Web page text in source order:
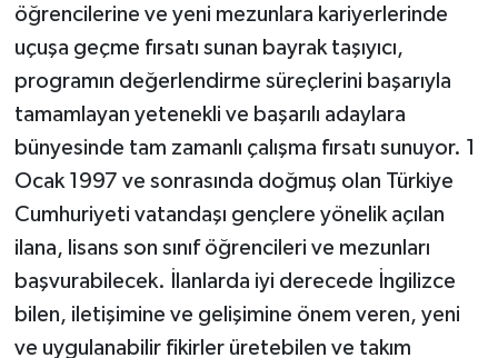
öğrencilerine ve yeni mezunlara kariyerlerinde
uçuşa geçme fırsatı sunan bayrak taşıyıcı,
programın değerlendirme süreçlerini başarıyla
tamamlayan yetenekli ve başarılı adaylara
bünyesinde tam zamanlı çalışma fırsatı sunuyor. 1
Ocak 1997 ve sonrasında doğmuş olan Türkiye
Cumhuriyeti vatandaşı gençlere yönelik açılan
ilana, lisans son sınıf öğrencileri ve mezunları
başvurabilecek. İlanlarda iyi derecede İngilizce
bilen, iletişimine ve gelişimine önem veren, yeni
ve uygulanabilir fikirler üretebilen ve takım